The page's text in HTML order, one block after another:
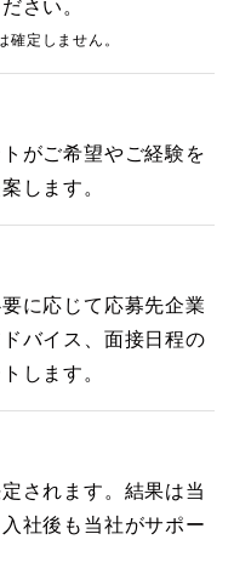
さい。
定しません。
がご希望やご経験を
します。
に応じて応募先企業
バイス、面接日程の
します。
されます。結果は当
社後も当社がサポー